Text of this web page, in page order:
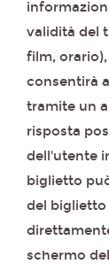
validità del
film,
consentirà
tramite un
risposta
dell'utente
biglietto
del biglietto
schermo